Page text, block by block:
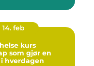
14. feb
kurs
som gjør en
hverdagen